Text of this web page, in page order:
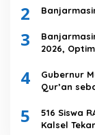
2
3
2026,
4
Gubernur
Qur’an
5
516 Siswa
Kalsel